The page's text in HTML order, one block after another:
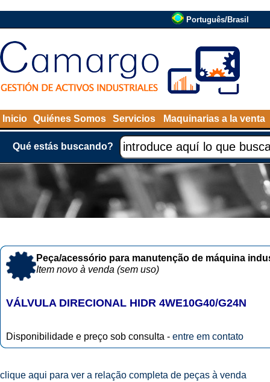
Português/Brasil
Inicio Quiénes Somos Servicios Maquinarias a la venta
Qué estás buscando?
Peça/acessório para manutenção de máquina
Item novo à venda (sem uso)
VÁLVULA DIRECIONAL HIDR 4WE10G40/G24N
Disponibilidade e preço sob consulta - entre em contato
clique aqui para ver a relação completa de peças à venda